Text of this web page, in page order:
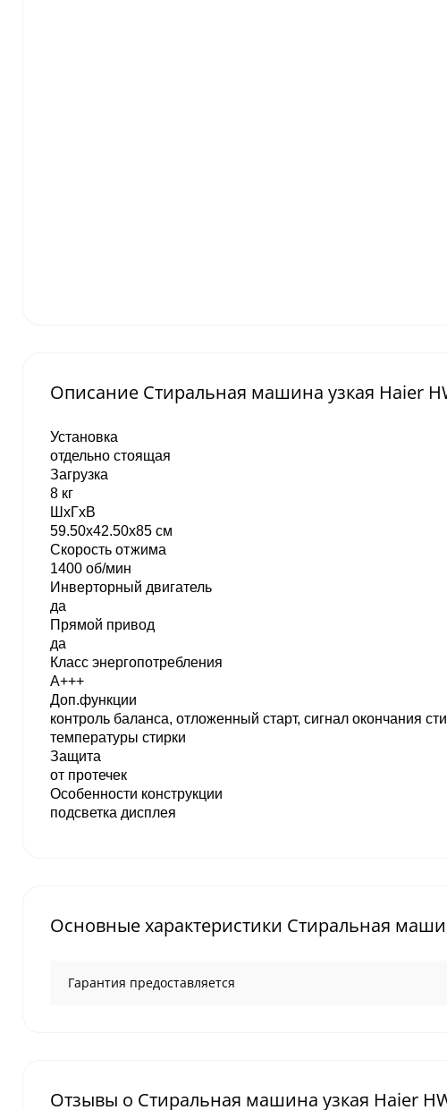
Описание Стиральная машина узкая Haier
Установка
отдельно стоящая
Загрузка
8 кг
ШхГхВ
59.50х42.50х85 см
Скорость отжима
1400 об/мин
Инверторный двигатель
да
Прямой привод
да
Класс энергопотребления
A+++
Доп.функции
контроль баланса, отложенный старт, сигнал окончания
температуры стирки
Защита
от протечек
Особенности конструкции
подсветка дисплея
Основные характеристики Стиральная
Гарантия предоставляется
Отзывы о Стиральная машина узкая Haier